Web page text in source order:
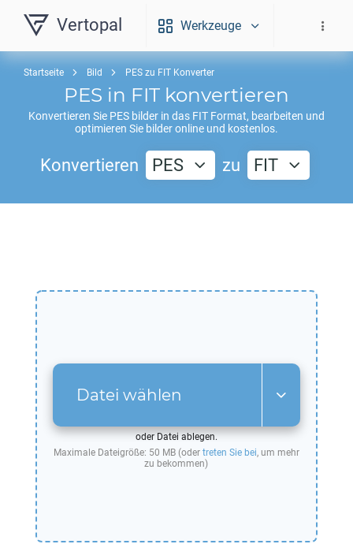
Vertopal Werkzeuge
Startseite Bild PES zu FIT Konverter
PES in FIT konvertieren
Konvertieren Sie PES bilder in das FIT Format, bearbeiten und
optimieren Sie bilder online und kostenlos.
Konvertieren PES zu FIT
Datei wählen
oder Datei ablegen.
Maximale Dateigröße: 50 MB (oder treten Sie bei, um mehr
zu bekommen)